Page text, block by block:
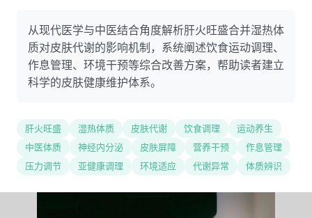
从现代医学与中医结合角度解析肝火旺盛合并湿热体
质对皮肤代谢的影响机制，系统阐述饮食运动调理、
作息管理、环境干预等综合改善方案，帮助读者建立
科学的皮肤健康维护体系。
肝火旺盛 湿热体质 皮肤代谢 饮食调理
运动养生
中医体质
神经内分泌 皮肤屏障 营养干预
作息管理
压力调节
亚健康调理 环境适应 代谢异常 体质辨识